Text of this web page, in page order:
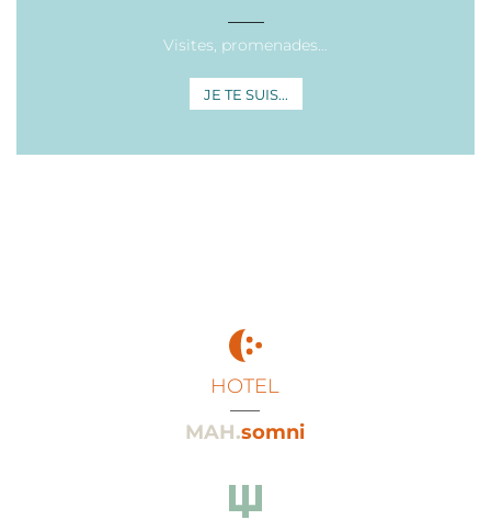
Visites, promenades…
JE TE SUIS...
HOTEL
MAH.somni